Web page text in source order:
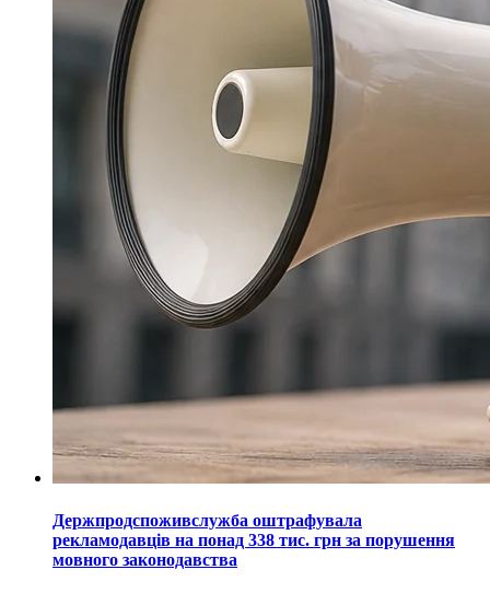
Держпродспоживслужба оштрафувала
рекламодавців на понад 338 тис. грн за порушення
мовного законодавства